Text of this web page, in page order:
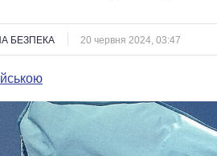
БЕЗПЕКА 20 червня 2024, 03:47